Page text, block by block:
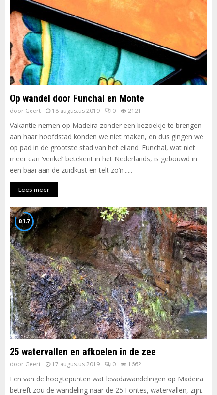
Op wandel door Funchal en Monte
door Geert 18 augustus 2019 0 2121
Vakantie nemen op Madeira zonder een bezoekje te brengen
aan haar hoofdstad konden we niet maken, en dus gingen we
op pad in de grootste stad van het eiland. Funchal, wat niet
meer dan ‘venkel’ betekent in het Nederlands, is gebouwd in
een baai aan de zuidkust en telt zo’n......
Lees meer
81.7
25 watervallen en afkoelen in de zee
door Geert 17 augustus 2019 0 1662
Een van de hoogtepunten wat levadawandelingen op Madeira
betreft zou de wandeling naar de 25 Fontes, watervallen, zijn.